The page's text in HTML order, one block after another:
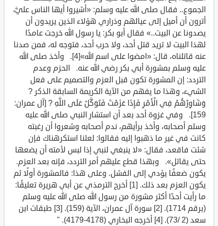
الجموع.. فقال صلى الله عليه وسلم: «أشيروا أيها الناس عليَّ،
أترون أن أميل إلى عيالهم وذراري هؤلاء الذين يريدون أن
يصدونا عن البيت..» فقال أبو بكر: يا رسول الله خرجت عامدًا
لهذا البيت لا تريد قتل أحد، ولا حرب أحد، فتوجه له، فمن صدنا
عنه قاتلناه، قال: «امضوا على اسم الله»[4]. وأخذ صلى الله
عليه وسلم بمشورة أبي بكر رضي الله عنه. الحزم وعدم
التردد: إن المشورة تكون قبل العزم والتصميم على فعل
الشيء، وهذا ما يفهم من الآية الكريمة السابقة الذكر ?
وَشَاوِرْهُمْ فِي الْأَمْرِ فَإِذَا عَزَمْتَ فَتَوَكَّلْ عَلَى اللَّهِ ? [آل عمران:
159]. وفي غزوة أحد بعد أن استشار النبي صلى الله عليه
وسلم أصحابه، وأخذ برأيهم، ندم أصحابه وشعروا أن رغبته
كانت في غير ما ذهبوا إليه فقالوا: لعلنا استكرهناك فإن
شئت فاقعد، فقال: «لا ينبغي لنبي إذا لبس لأمته أن يضعها
حتى يقاتل». وبهذا قطع عليهم أمر التردد، فإنه بعد العزم.
يكون ضعفًا يؤدي إلى الفشل. وعلى هذا: فالمشورة أولًا ثم
يكون العزم بعد ذلك. [1] أخرج الترمذي عن أبي هريرة تعليقًا:
ما رأيت أحدًا أكثر مشورة من رسول الله صلى الله عليه وسلم
(برقم 1714). [2] سورة آل عمران، الآية (159). [3] طبقات ابن
سعد (2 /73). [4] أخرجه البخاري (4178-4179). "